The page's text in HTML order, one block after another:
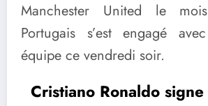
Manchester United le
Portugais s’est engagé
équipe ce vendredi soir.
Cristiano Ronaldo